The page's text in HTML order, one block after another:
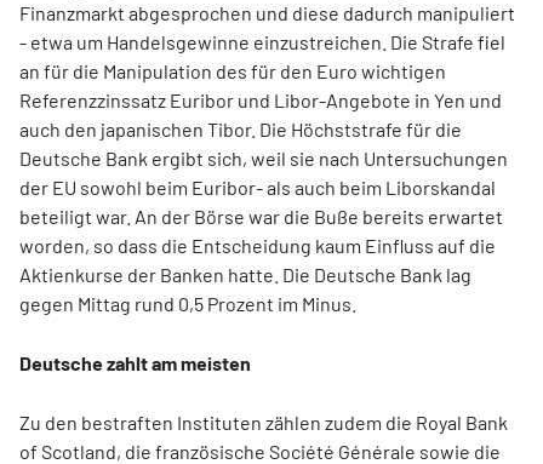
Finanzmarkt abgesprochen und diese dadurch manipuliert
- etwa um Handelsgewinne einzustreichen. Die Strafe fiel
an für die Manipulation des für den Euro wichtigen
Referenzzinssatz Euribor und Libor-Angebote in Yen und
auch den japanischen Tibor. Die Höchststrafe für die
Deutsche Bank ergibt sich, weil sie nach Untersuchungen
der EU sowohl beim Euribor- als auch beim Liborskandal
beteiligt war. An der Börse war die Buße bereits erwartet
worden, so dass die Entscheidung kaum Einfluss auf die
Aktienkurse der Banken hatte. Die Deutsche Bank lag
gegen Mittag rund 0,5 Prozent im Minus.
Deutsche zahlt am meisten
Zu den bestraften Instituten zählen zudem die Royal Bank
of Scotland, die französische Société Générale sowie die